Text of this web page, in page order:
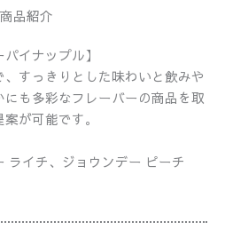
商品紹介
イナップル】
すっきりとした味わいと飲みや
も多彩なフレーバーの商品を取
が可能です。
イチ、ジョウンデー ピーチ